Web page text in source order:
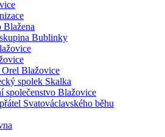
Bublinky
Orel Blažovice
spolek Skalka
společenstvo Blažovice
Svatováclavského běhu